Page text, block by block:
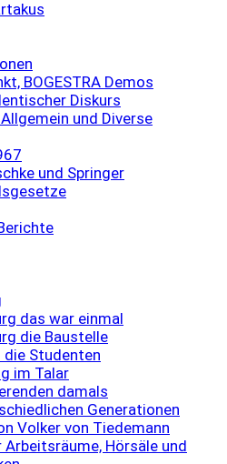
BOGESTRA Demos
Diskurs
und Diverse
und Springer
das war einmal
die Baustelle
die Studenten
im Talar
damals
Generationen
Volker von Tiedemann
Arbeitsräume, Hörsäle und